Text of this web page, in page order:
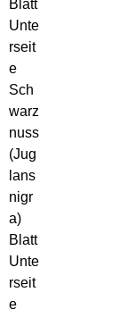
Sch
warz
nuss
(Jug
lans
nigr
a)
Blatt
Unte
rseit
e